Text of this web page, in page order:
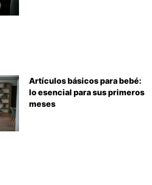
Artículos básicos para bebé:
lo esencial para sus primeros
meses